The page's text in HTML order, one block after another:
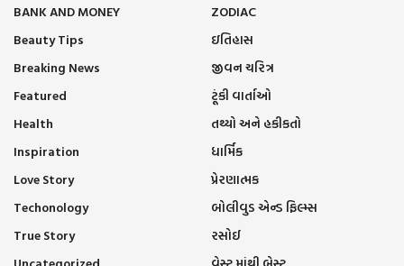
BANK AND MONEY
Beauty Tips
Breaking News
Featured
Health
Inspiration
Love Story
Techonology
True Story
ZODIAC
ઇતિહાસ
જીવન ચરિત્ર
ટૂંકી વાર્તાઓ
તથ્યો અને હકીકતો
ધાર્મિક
પ્રેરણાત્મક
બોલીવુડ એન્ડ ફિલ્મ્સ
રસોઈ